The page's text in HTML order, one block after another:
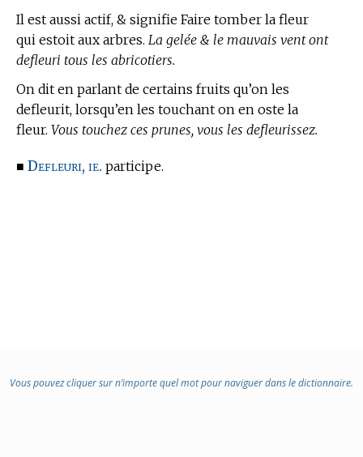
Il est aussi actif, & signifie Faire tomber la fleur
qui estoit aux arbres. La gelée & le mauvais vent ont
defleuri tous les abricotiers.
On dit en parlant de certains fruits qu’on les
defleurit, lorsqu’en les touchant on en oste la
fleur. Vous touchez ces prunes, vous les defleurissez.
■ Defleuri, ie. participe.
Vous pouvez cliquer sur n’importe quel mot pour naviguer dans le dictionnaire.